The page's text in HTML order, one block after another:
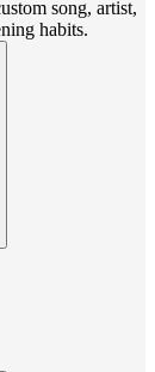
song, artist,
habits.